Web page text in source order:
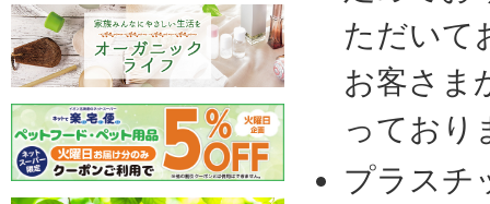
ただいて
お客さま
っており
プラスチ